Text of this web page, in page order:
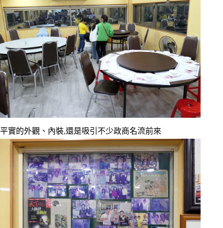
平實的外觀、內裝,還是吸引不少政商名流前來